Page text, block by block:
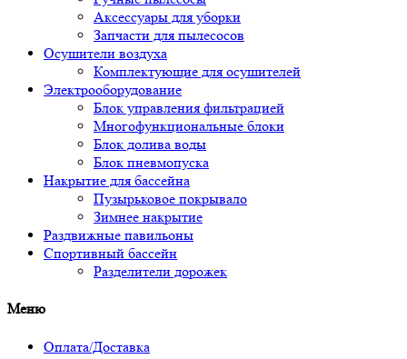
Аксессуары для уборки
Запчасти для пылесосов
Осушители воздуха
Комплектующие для осушителей
Электрооборудование
Блок управления фильтрацией
Многофункциональные блоки
Блок долива воды
Блок пневмопуска
Накрытие для бассейна
Пузырьковое покрывало
Зимнее накрытие
Раздвижные павильоны
Спортивный бассейн
Разделители дорожек
Меню
Оплата/Доставка